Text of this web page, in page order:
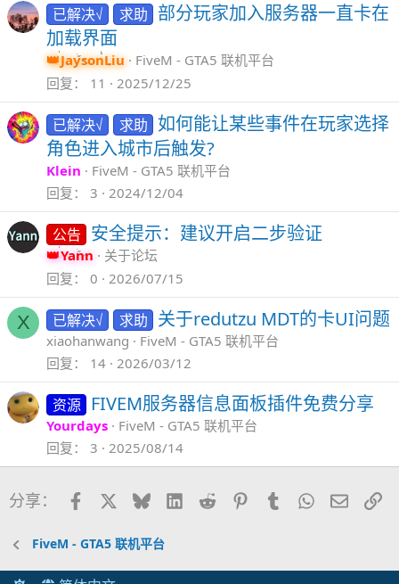
已解决√ 求助 部分玩家加入服务器一直卡在
加载界面
JaysonLiu
FiveM - GTA5 联机平台
回复
11 2025/12/25
已解决√ 求助 如何能让某些事件在玩家选择
角色进入城市后触发?
Klein
FiveM - GTA5 联机平台
回复
3 2024/12/04
公告 安全提示：建议开启二步验证
Yann
关于论坛
回复
0 2026/07/15
X 已解决√ 求助 关于redutzu MDT的卡UI问题
xiaohanwang
FiveM - GTA5 联机平台
回复
14 2026/03/12
资源 FIVEM服务器信息面板插件免费分享
Yourdays
FiveM - GTA5 联机平台
回复
3 2025/08/14
分享： FacebookBlueskyLinkedIn
Reddit PinterestTumblrWhatsApp
邮件
FiveM - GTA5 联机平台